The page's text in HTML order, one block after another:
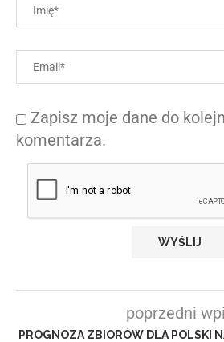
Zapisz moje dane do
komentarza.
poprzedni
PROGNOZA ZBIORÓW DLA POLSKI